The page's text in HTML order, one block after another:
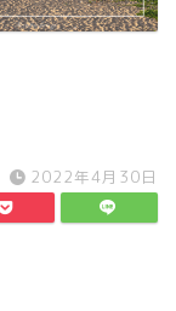
2022年4月30日